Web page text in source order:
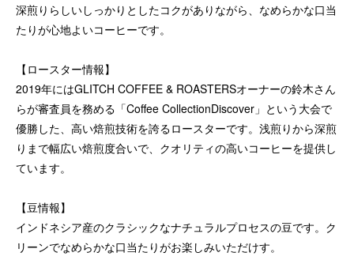
深煎りらしいしっかりとしたコクがありながら、なめらかな口当
たりが心地よいコーヒーです。
【ロースター情報】
2019年にはGLITCH COFFEE & ROASTERSオーナーの鈴木さん
らが審査員を務める「Coffee CollectionDiscover」という大会で
優勝した、高い焙煎技術を誇るロースターです。浅煎りから深煎
りまで幅広い焙煎度合いで、クオリティの高いコーヒーを提供し
ています。
【豆情報】
インドネシア産のクラシックなナチュラルプロセスの豆です。ク
リーンでなめらかな口当たりがお楽しみいただけす。